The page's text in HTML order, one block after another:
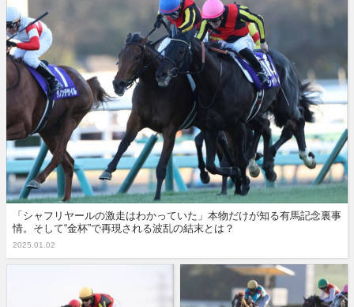
「シャフリヤールの激走はわかっていた」本物だけが知る有馬記念裏事
情。そして“金杯”で再現される波乱の結末とは？
2025.01.02